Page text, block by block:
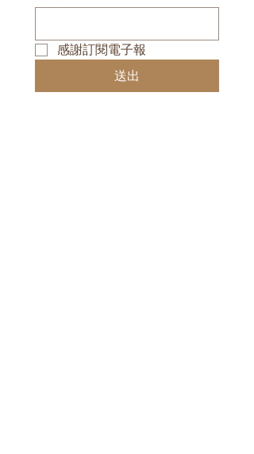
感謝訂閱電子報
送出